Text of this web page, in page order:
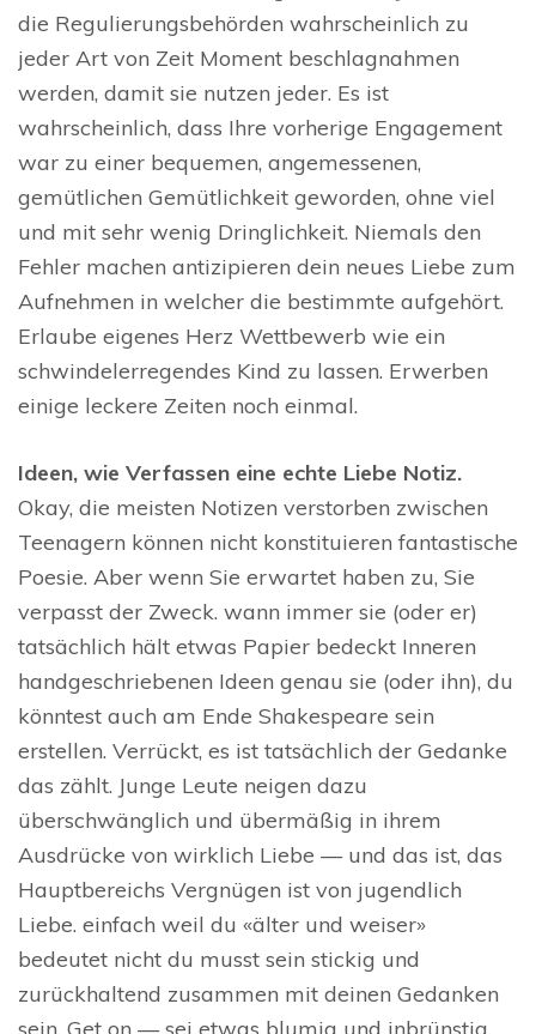
die Regulierungsbehörden wahrscheinlich zu
jeder Art von Zeit Moment beschlagnahmen
werden, damit sie nutzen jeder. Es ist
wahrscheinlich, dass Ihre vorherige Engagement
war zu einer bequemen, angemessenen,
gemütlichen Gemütlichkeit geworden, ohne viel
und mit sehr wenig Dringlichkeit. Niemals den
Fehler machen antizipieren dein neues Liebe zum
Aufnehmen in welcher die bestimmte aufgehört.
Erlaube eigenes Herz Wettbewerb wie ein
schwindelerregendes Kind zu lassen. Erwerben
einige leckere Zeiten noch einmal.
Ideen, wie Verfassen eine echte Liebe Notiz.
Okay, die meisten Notizen verstorben zwischen
Teenagern können nicht konstituieren fantastische
Poesie. Aber wenn Sie erwartet haben zu, Sie
verpasst der Zweck. wann immer sie (oder er)
tatsächlich hält etwas Papier bedeckt Inneren
handgeschriebenen Ideen genau sie (oder ihn), du
könntest auch am Ende Shakespeare sein
erstellen. Verrückt, es ist tatsächlich der Gedanke
das zählt. Junge Leute neigen dazu
überschwänglich und übermäßig in ihrem
Ausdrücke von wirklich Liebe — und das ist, das
Hauptbereichs Vergnügen ist von jugendlich
Liebe. einfach weil du «älter und weiser»
bedeutet nicht du musst sein stickig und
zurückhaltend zusammen mit deinen Gedanken